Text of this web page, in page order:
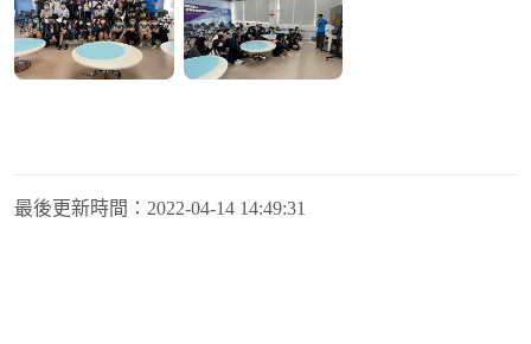
最後更新時間： 2022-04-14 14:49:31